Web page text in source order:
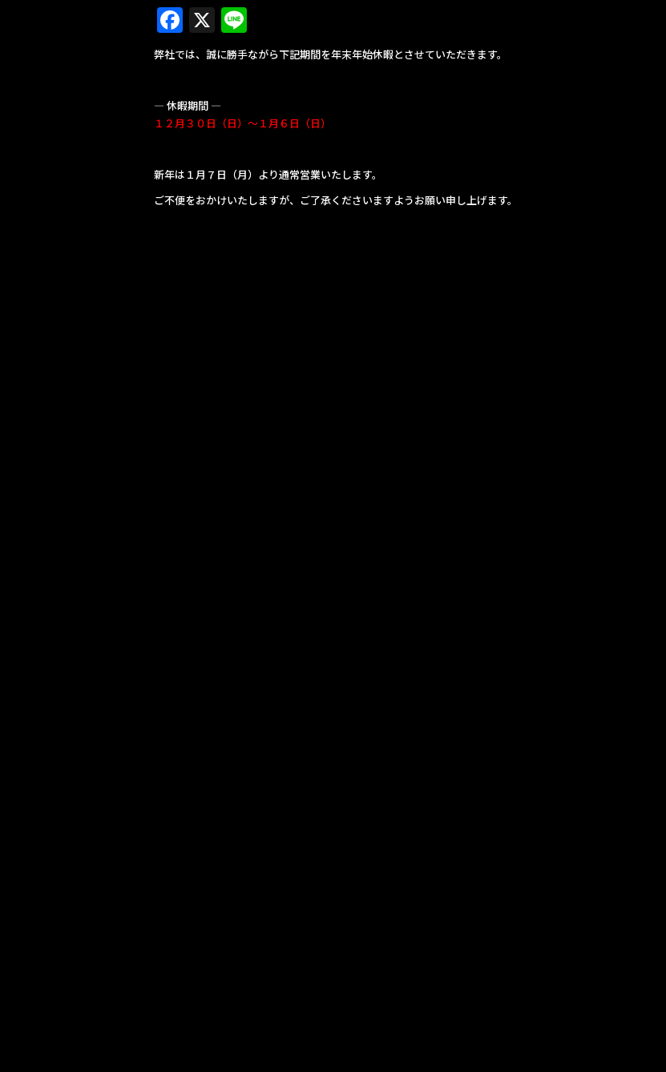
F
a
c
e
b
o
k
X
n
e
弊社では、誠に勝手ながら下記期間を年末年始休暇とさせていただきます。
— 休暇期間 —
１２月３０日（日）～１月６日（日）
新年は１月７日（月）より通常営業いたします。
ご不便をおかけいたしますが、ご了承くださいますようお願い申し上げます。